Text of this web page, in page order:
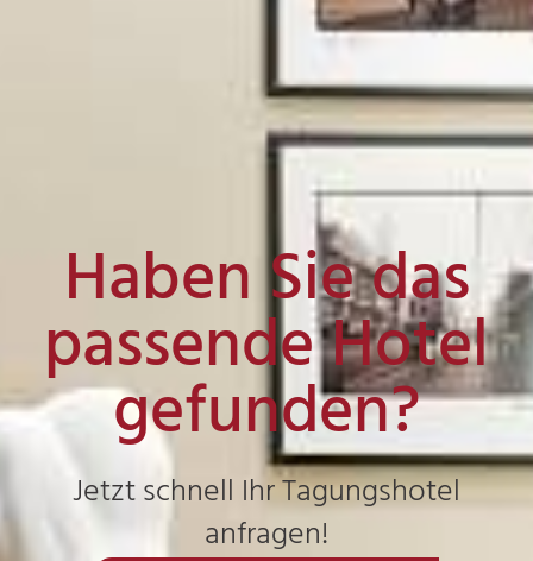
Haben Sie das
passende Hotel
gefunden?
Jetzt schnell Ihr Tagungshotel
anfragen!